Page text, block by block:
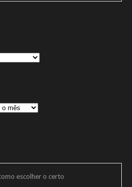
escolher o certo